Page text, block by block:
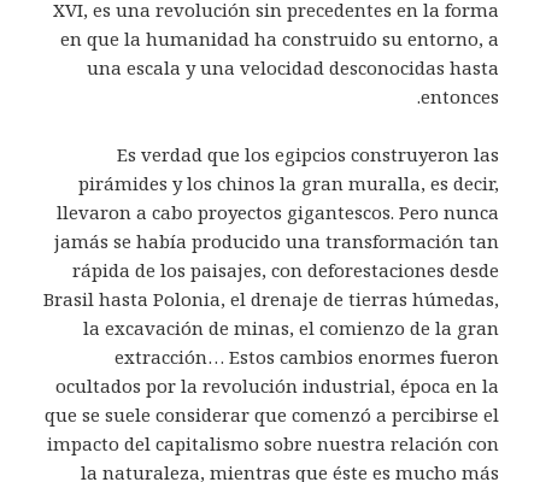
XVI, es una revolución sin precedentes en la forma
en que la humanidad ha construido su entorno, a
una escala y una velocidad desconocidas hasta
entonces.
Es verdad que los egipcios construyeron las
pirámides y los chinos la gran muralla, es decir,
llevaron a cabo proyectos gigantescos. Pero nunca
jamás se había producido una transformación tan
rápida de los paisajes, con deforestaciones desde
Brasil hasta Polonia, el drenaje de tierras húmedas,
la excavación de minas, el comienzo de la gran
extracción… Estos cambios enormes fueron
ocultados por la revolución industrial, época en la
que se suele considerar que comenzó a percibirse el
impacto del capitalismo sobre nuestra relación con
la naturaleza, mientras que éste es mucho más